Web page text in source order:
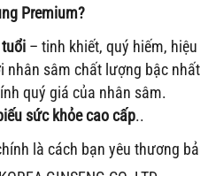
Premium?
– tinh khiết, quý hiếm,
nhân sâm chất lượng bậc
quý giá của nhân sâm.
sức khỏe cao cấp..
là cách bạn yêu thương